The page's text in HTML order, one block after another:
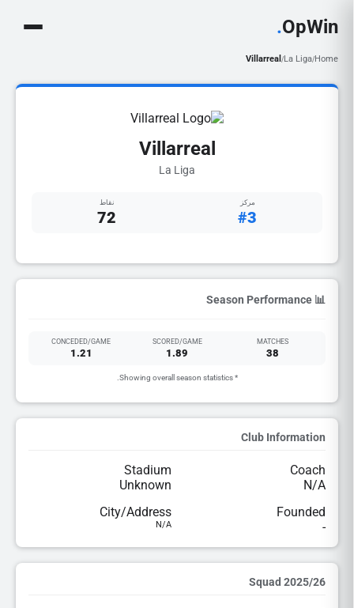
OpWin
.
Home
/
La Liga
/
Villarreal
Villarreal
La Liga
مركز
#3
نقاط
72
📊 Season Performance
MATCHES
38
SCORED/GAME
1.89
CONCEDED/GAME
1.21
* Showing overall season statistics.
Club Information
Coach
N/A
Stadium
Unknown
Founded
-
City/Address
N/A
2025/26 Squad